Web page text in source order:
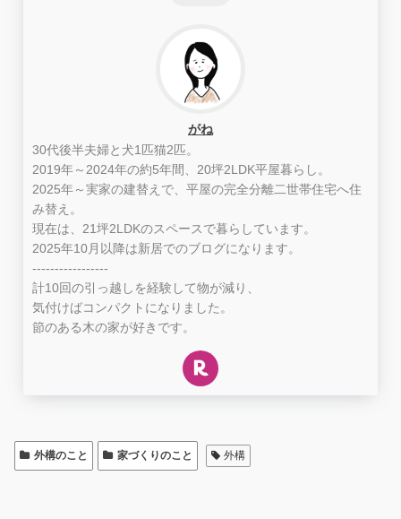
がね
30代後半夫婦と犬1匹猫2匹。
2019年～2024年の約5年間、20坪2LDK平屋暮らし。
2025年～実家の建替えで、平屋の完全分離二世帯住宅へ住
み替え。
現在は、21坪2LDKのスペースで暮らしています。
2025年10月以降は新居でのブログになります。
-----------------
計10回の引っ越しを経験して物が減り、
気付けばコンパクトになりました。
節のある木の家が好きです。
外構のこと 家づくりのこと 外構